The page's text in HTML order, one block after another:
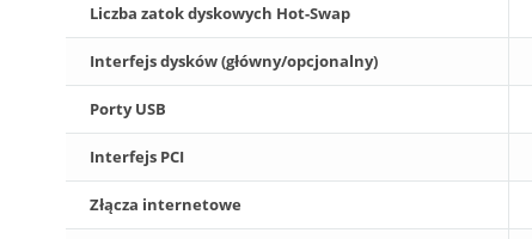
Liczba zatok dyskowych Hot-Swap
Interfejs dysków (główny/opcjonalny)
Porty USB
Interfejs PCI
Złącza internetowe